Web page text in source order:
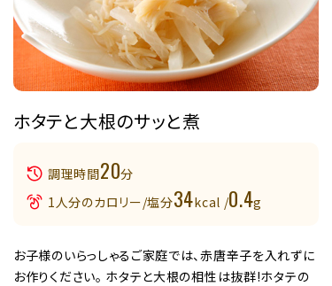
ホタテと大根のサッと煮
調理時間20分
1人分のカロリー/塩分34kcal /0.4g
お子様のいらっしゃるご家庭では、赤唐辛子を入れずに
お作りください。 ホタテと大根の相性は抜群!ホタテの